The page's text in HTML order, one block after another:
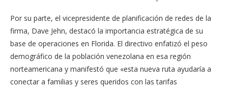
Por su parte, el vicepresidente de planificación de redes de la
firma, Dave Jehn, destacó la importancia estratégica de su
base de operaciones en Florida. El directivo enfatizó el peso
demográfico de la población venezolana en esa región
norteamericana y manifestó que «esta nueva ruta ayudaría a
conectar a familias y seres queridos con las tarifas